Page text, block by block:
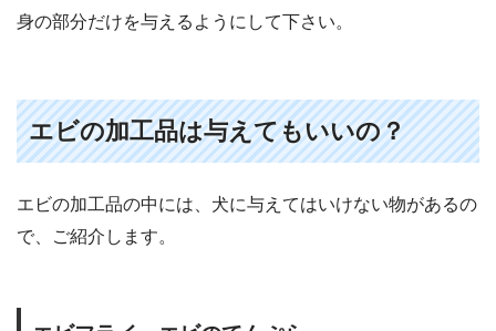
身の部分だけを与えるようにして下さい。
エビの加工品は与えてもいいの？
エビの加工品の中には、犬に与えてはいけない物があるの
で、ご紹介します。